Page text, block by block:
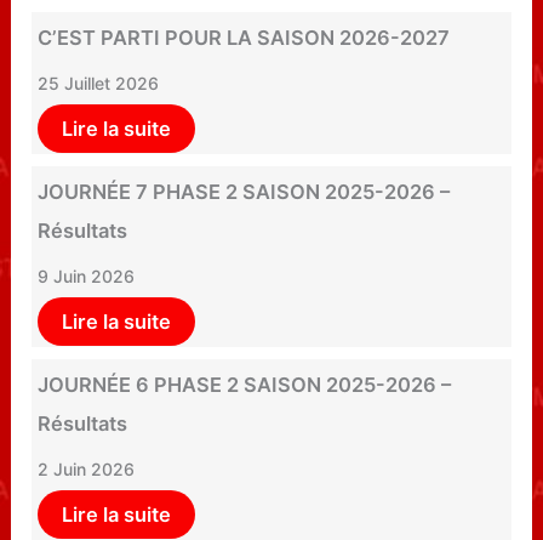
C’EST PARTI POUR LA SAISON 2026-2027
25 Juillet 2026
Lire la suite
JOURNÉE 7 PHASE 2 SAISON 2025-2026 –
Résultats
9 Juin 2026
Lire la suite
JOURNÉE 6 PHASE 2 SAISON 2025-2026 –
Résultats
2 Juin 2026
Lire la suite